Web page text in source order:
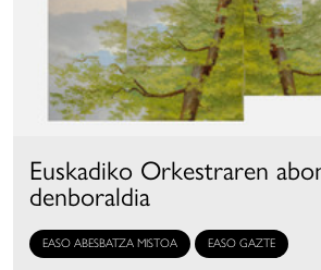
Euskadiko Orkestraren
denboraldia
EASO ABESBATZA MISTOA EASO GAZTE